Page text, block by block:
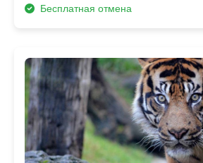
Бесплатная отмена